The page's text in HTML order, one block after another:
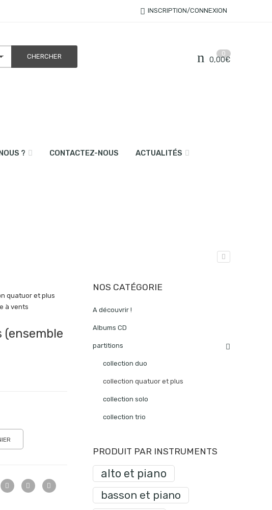
INSCRIPTION/CONNEXION
0
0,00€
? CONTACTEZ-NOUS ACTUALITÉS
quatuor et plus
à vents
(ensemble
NOS CATÉGORIE
A découvrir !
Albums CD
partitions
collection duo
collection quatuor et plus
collection solo
collection trio
PRODUIT PAR INSTRUMENTS
alto et piano
basson et piano